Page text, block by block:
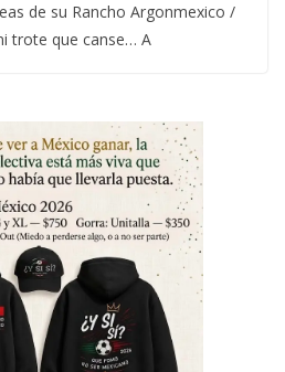
de su Rancho Argonmexico /
trote que canse… A